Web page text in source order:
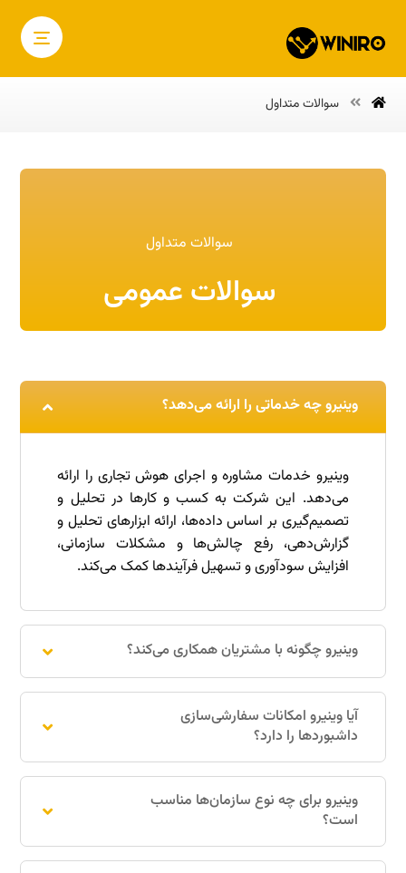
سوالات متداول
سوالات متداول
سوالات عمومی
وینیرو چه خدماتی را ارائه می‌دهد؟
وینیرو خدمات مشاوره و اجرای هوش تجاری را ارائه
می‌دهد. این شرکت به کسب و کارها در تحلیل و
تصمیم‌گیری بر اساس داده‌ها، ارائه ابزارهای تحلیل و
گزارش‌دهی، رفع چالش‌ها و مشکلات سازمانی،
افزایش سودآوری و تسهیل فرآیندها کمک می‌کند.
وینیرو چگونه با مشتریان همکاری می‌کند؟
آیا وینیرو امکانات سفارشی‌سازی
داشبوردها را دارد؟
وینیرو برای چه نوع سازمان‌ها مناسب
است؟